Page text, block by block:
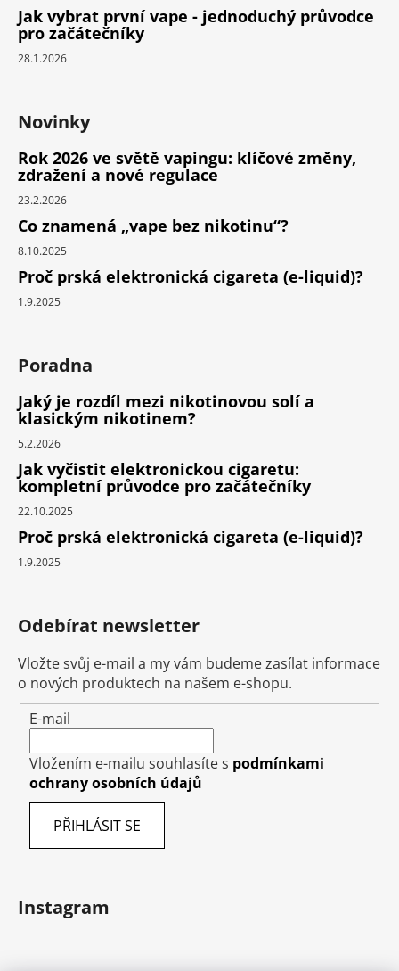
Jak vybrat první vape - jednoduchý průvodce
pro začátečníky
28.1.2026
Novinky
Rok 2026 ve světě vapingu: klíčové změny,
zdražení a nové regulace
23.2.2026
Co znamená „vape bez nikotinu“?
8.10.2025
Proč prská elektronická cigareta (e-liquid)?
1.9.2025
Poradna
Jaký je rozdíl mezi nikotinovou solí a
klasickým nikotinem?
5.2.2026
Jak vyčistit elektronickou cigaretu:
kompletní průvodce pro začátečníky
22.10.2025
Proč prská elektronická cigareta (e-liquid)?
1.9.2025
Odebírat newsletter
Vložte svůj e-mail a my vám budeme zasílat informace
o nových produktech na našem e-shopu.
E-mail
Vložením e-mailu souhlasíte s podmínkami
ochrany osobních údajů
PŘIHLÁSIT SE
Instagram